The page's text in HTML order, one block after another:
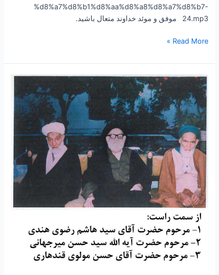
%d8%a7%d8%b1%d8%aa%d8%a8%d8%a7%d8%b7-
24.mp3 موفق و موئد خداوند متعال باشید.
Read More »
۲۳
–
سخنرانی
اخلاقی
جلسه
نهم
مرحوم
حضرت
آیه
الله
حسن
مولوی
قندهاری
رحمه
الله
علیه